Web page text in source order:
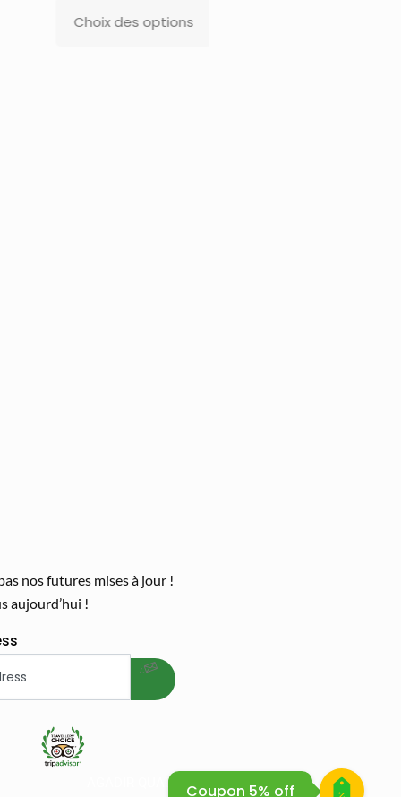
nos futures mises à jour !
aujourd’hui !
AGADIR QUAD BIKECoupon 5% off